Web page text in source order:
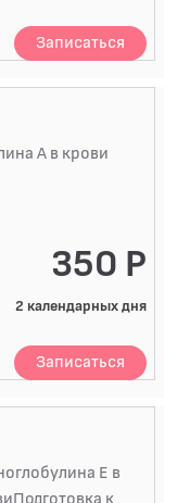
Записаться
A в крови
350 Р
2 календарных дня
Записаться
E в